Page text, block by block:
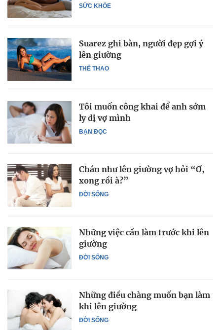
SỨC KHỎE
THỂ THAO
Suarez ghi bàn, người đẹp gợi ý
lên giường
BẠN ĐỌC
Tôi muốn công khai để anh sớm
ly dị vợ mình
ĐỜI SỐNG
Chán như lên giường vợ hỏi “Ơ,
xong rồi à?”
ĐỜI SỐNG
Những việc cần làm trước khi lên
giường
ĐỜI SỐNG
Những điều chàng muốn bạn làm
khi lên giường